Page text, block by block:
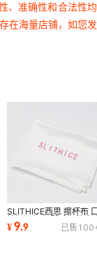
、准确性和合法性
在海量店铺，如您
SLITHICE西思 擦杯布
擦红酒杯布 玻璃杯抹布
巾酒店红酒杯
¥9.9 已售